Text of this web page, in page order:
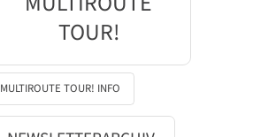
TOUR!
MULTIROUTE TOUR! INFO